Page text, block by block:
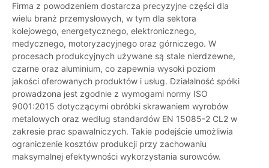
Firma z powodzeniem dostarcza precyzyjne części dla
wielu branż przemysłowych, w tym dla sektora
kolejowego, energetycznego, elektronicznego,
medycznego, motoryzacyjnego oraz górniczego. W
procesach produkcyjnych używane są stale nierdzewne,
czarne oraz aluminium, co zapewnia wysoki poziom
jakości oferowanych produktów i usług. Działalność spółki
prowadzona jest zgodnie z wymogami normy ISO
9001:2015 dotyczącymi obróbki skrawaniem wyrobów
metalowych oraz według standardów EN 15085-2 CL2 w
zakresie prac spawalniczych. Takie podejście umożliwia
ograniczenie kosztów produkcji przy zachowaniu
maksymalnej efektywności wykorzystania surowców.